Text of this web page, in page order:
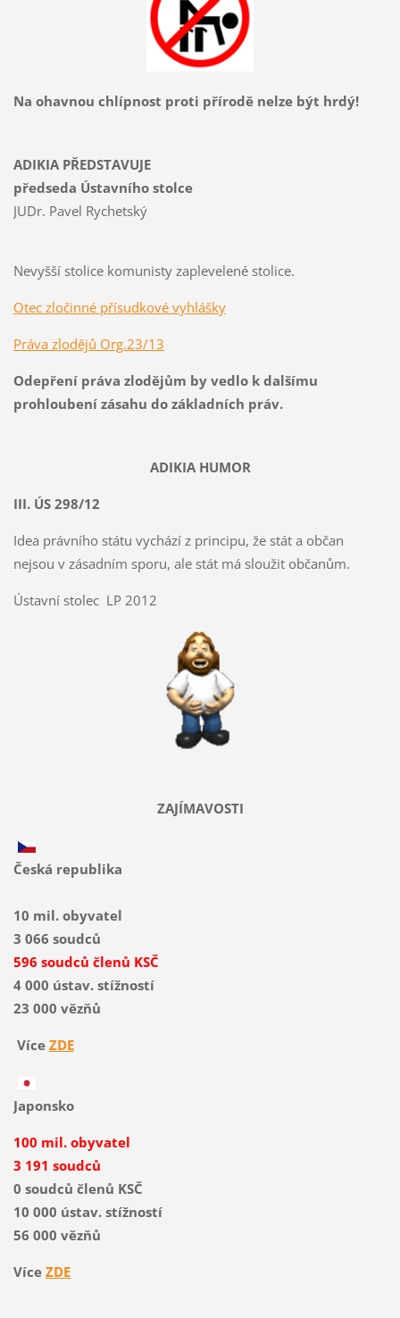
Na ohavnou chlípnost proti přírodě nelze být hrdý!
ADIKIA PŘEDSTAVUJE
předseda Ústavního stolce
JUDr. Pavel Rychetský
Nevyšší stolice komunisty zaplevelené stolice.
Otec zločinné přísudkové vyhlášky
Práva zlodějů Org.23/13
Odepření práva zlodějům by vedlo k dalšímu
prohloubení zásahu do základních práv.
ADIKIA HUMOR
III. ÚS 298/12
Idea právního státu vychází z principu, že stát a občan
nejsou v zásadním sporu, ale stát má sloužit občanům.
Ústavní stolec LP 2012
ZAJÍMAVOSTI
Česká republika
10 mil. obyvatel
3 066 soudců
596 soudců členů KSČ
4 000 ústav. stížností
23 000 vězňů
Více ZDE
Japonsko
100 mil. obyvatel
3 191 soudců
0 soudců členů KSČ
10 000 ústav. stížností
56 000 vězňů
Více ZDE